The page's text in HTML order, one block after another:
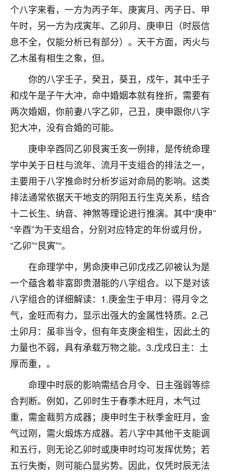
个八字来看，一方为丙子年、庚寅月、丙子日、甲
午时，另一方为戌寅年、乙卯月、庚申日（时辰信
息不全，仅能分析已有部分）。天干方面，丙火与
乙木虽有相生之象，但。
你的八字壬子，癸丑，葵丑，戍午，其中壬子
和戍午是子午大冲，命中婚姻本就有挫折，需要有
两次婚姻，你前妻八字乙卯，己丑，庚申跟你八字
犯大冲，没有合婚的可能。
庚申辛酉同乙卯艮寅壬亥一例排，是传统命理
学中关于日柱与流年、流月干支组合的排法之一，
主要用于八字推命时分析岁运对命局的影响。这类
排法通常依据天干地支的阴阳五行生克关系，结合
十二长生、纳音、神煞等理论进行推演。其中“庚申”
“辛酉”为干支组合，分别对应特定的年份或月份，
“乙卯”“艮寅”“。
在命理学中，男命庚申己卯戊戌乙卯被认为是
一个蕴含着非富即贵潜能的八字组合。以下是对该
八字组合的详细解读：1.庚金生于申月：得月令之
气，金旺而有力，显示出强大的金属性特质。2.己
土卯月：虽非当令，但有年支庚金相生，因此土的
力量也不弱，具有承载万物之能。3.戊戌日主：土
厚而重，。
命理中时辰的影响需结合月令、日主强弱等综
合判断。例如，乙卯时生于春季木旺月，木气过
重，需金裁剪方成器；庚申时生于秋季金旺月，金
气过刚，需火煅炼方成器。若八字中其他干支能调
和五行，则无论乙卯时或庚申时均可发挥优势；若
五行失衡，则可能凸显劣势。因此，仅凭时辰无法
付深
我是公司人事调整，有升迁机会，但同时竞争的我们
三个，找老师的时候是抱着侥幸心理，没想到老师看
着我晋升有望，我半信半疑的按照老师建议，做了化
太岁还有一个发钱粮，本来年前的人事调整，拖到年
后，我以为都没戏了，结果开年一上班，开会提拔升
职第一个就是我，职务无所谓，主要是底薪加了
3000，非常开心，无论如何，感恩感谢！🙏🏻
鹿森 ：恭喜升职加薪！！，请客吗？�
12小时前 来自北京
心心相印
我身体不太好，总是病病殃殃的，去检查又没什么大
问题，反正就是不舒服。中医西医看遍了，找不到问
题，后来无意中看到有人推荐慧来老师，跟老师聊过
之后，心情豁然开朗，也听老师建议，处理了一些因
果问题。今年以来，身体比以前好多，主要是心情好
了，老师说境随心转，现在深有体会了。
鹿森：是的，其实跟老师聊过之后，最大的感
触，首先就是心态会变好，万般皆是命，半点
不由人！
1天前 来自四川
金白水清
我也想找老师看看，有没有人给个联系方式的啊？
鹿森
1天前 来自江西 12
青春168
我也想要，我也想要！
2天前 来自山西 15
Jessica李